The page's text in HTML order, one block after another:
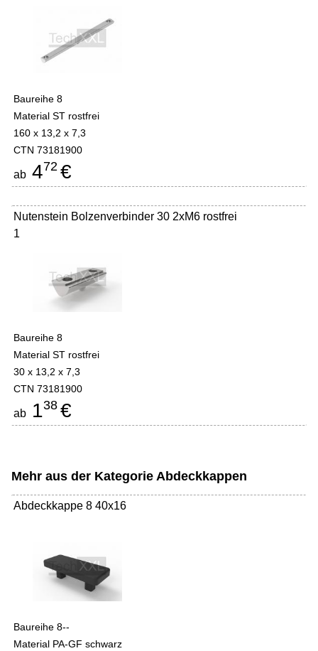
Baureihe 8
Material ST rostfrei
160 x 13,2 x 7,3
CTN 73181900
ab 472 €
Nutenstein Bolzenverbinder 30 2xM6 rostfrei
1
Baureihe 8
Material ST rostfrei
30 x 13,2 x 7,3
CTN 73181900
ab 138 €
Mehr aus der Kategorie Abdeckkappen
Abdeckkappe 8 40x16
Baureihe 8--
Material PA-GF schwarz